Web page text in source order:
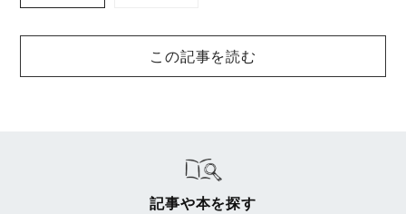
この記事を読む
記事や本を探す